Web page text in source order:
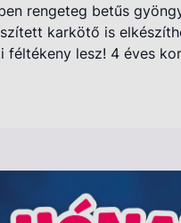
rengeteg betűs
karkötő is
féltékeny lesz! 4 éves